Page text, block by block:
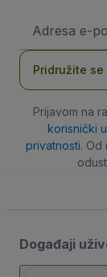
mail
Pridružite se
Prijavom na
korisnički
privatnosti. Od
Događaji